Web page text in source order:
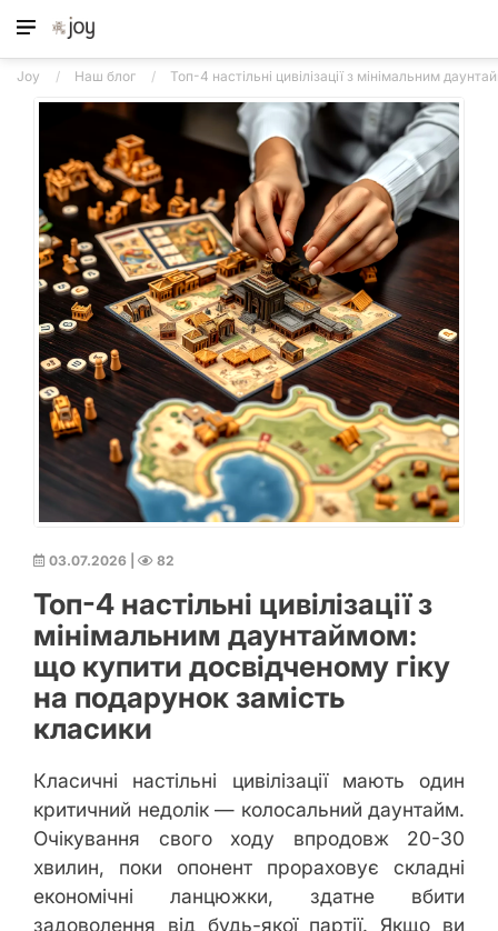
Joy Наш блог Топ-4 настільні цивілізації з мінімальним
03.07.2026 82
Топ-4 настільні цивілізації з
мінімальним даунтаймом:
що купити досвідченому гіку
на подарунок замість
класики
Класичні настільні цивілізації мають один
критичний недолік — колосальний даунтайм.
Очікування свого ходу впродовж 20-30
хвилин, поки опонент прораховує складні
економічні ланцюжки, здатне вбити
задоволення від будь-якої партії. Якщо ви